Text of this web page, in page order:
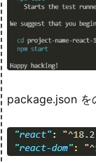
package.json を